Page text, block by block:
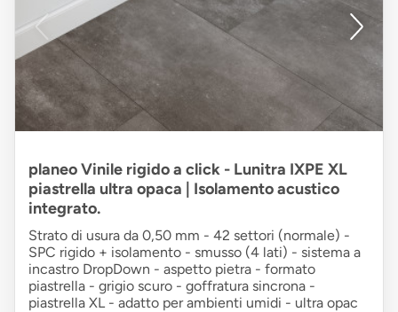
planeo Vinile rigido a click - Lunitra IXPE XL
piastrella ultra opaca | Isolamento acustico
integrato.
Strato di usura da 0,50 mm - 42 settori (normale) -
SPC rigido + isolamento - smusso (4 lati) - sistema a
incastro DropDown - aspetto pietra - formato
piastrella - grigio scuro - goffratura sincrona -
piastrella XL - adatto per ambienti umidi - ultra opac